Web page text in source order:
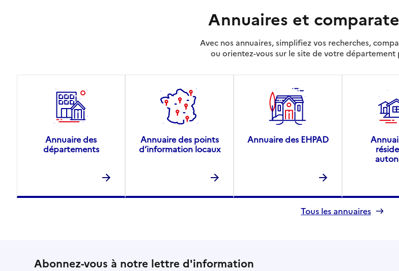
Annuaires et
Avec nos annuaires, simplifiez vos recherches,
ou orientez-vous sur le site de votre département
Annuaire des
départements
Annuaire des points
d’information locaux
Annuaire des EHPAD
Tous les annuaires
Abonnez-vous à notre lettre d'information